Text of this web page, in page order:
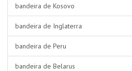
bandeira de Kosovo
bandeira de Inglaterra
bandeira de Peru
bandeira de Belarus